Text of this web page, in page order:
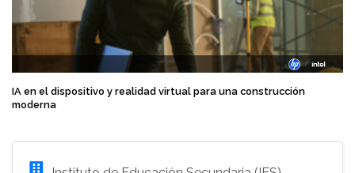
IA en el dispositivo y realidad virtual para una construcción
moderna